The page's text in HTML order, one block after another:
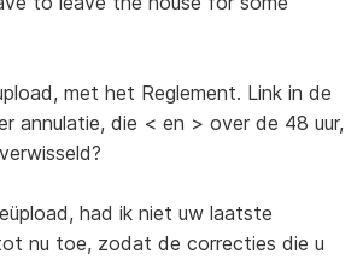
met het Reglement. Link in de
annulatie, die < en > over de 48 uur,
had ik niet uw laatste
nu toe, zodat de correcties die u